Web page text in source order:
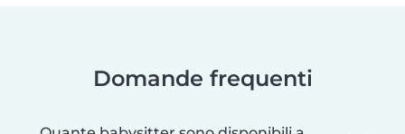
Domande frequenti